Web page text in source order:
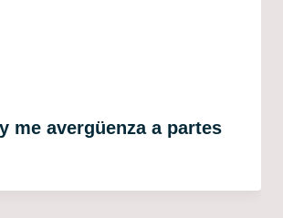
me avergüenza a partes